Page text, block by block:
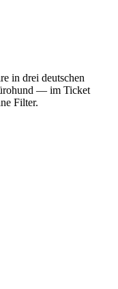
in drei deutschen
— im Ticket
Filter.